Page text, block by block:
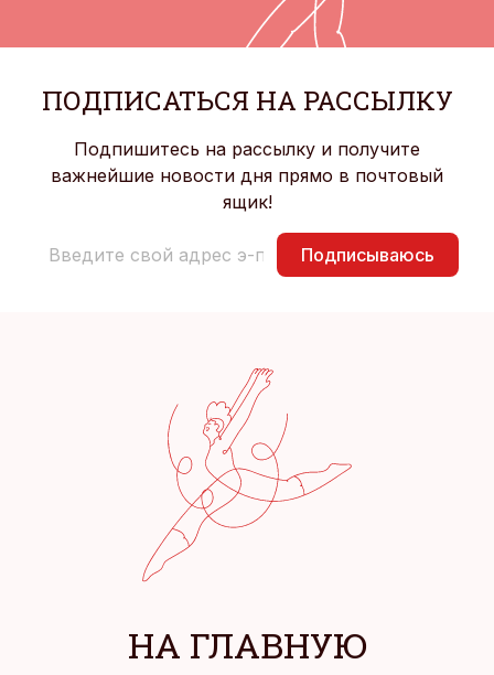
ПОДПИСАТЬСЯ НА РАССЫЛКУ
Подпишитесь на рассылку и получите
важнейшие новости дня прямо в почтовый
ящик!
Подписываюсь
НА ГЛАВНУЮ